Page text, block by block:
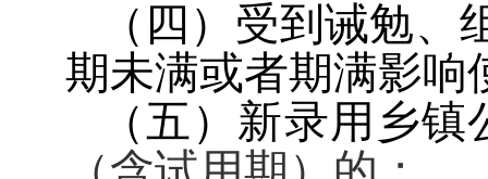
（四）受到诫勉
期未满或者期满影响
（五）新录用乡